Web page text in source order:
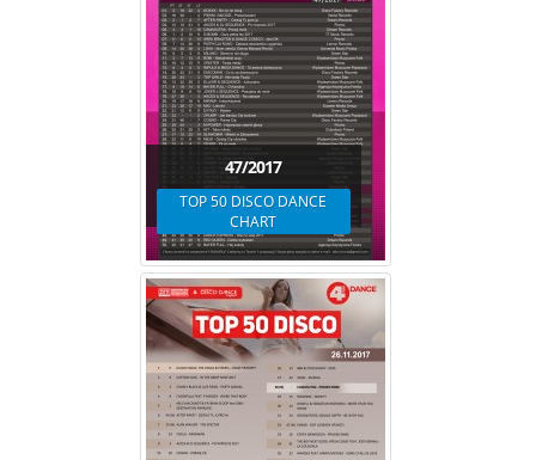
47/2017
TOP 50 DISCO DANCE
CHART